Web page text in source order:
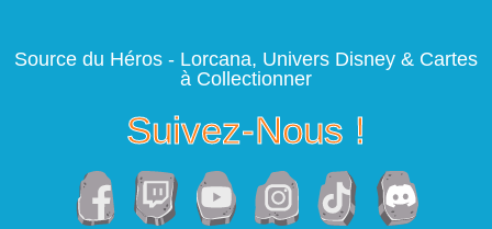
Source du Héros - Lorcana, Univers Disney & Cartes
à Collectionner
Suivez-Nous !